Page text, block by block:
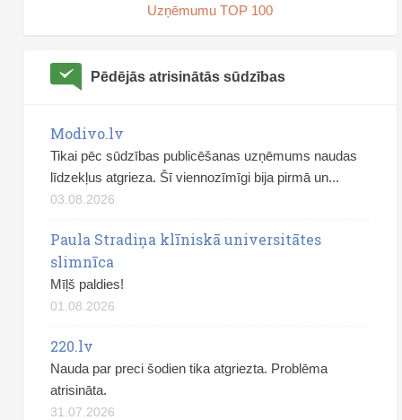
Uzņēmumu TOP 100
Pēdējās atrisinātās sūdzības
Modivo.lv
Tikai pēc sūdzības publicēšanas uzņēmums naudas
līdzekļus atgrieza. Šī viennozīmīgi bija pirmā un...
03.08.2026
Paula Stradiņa klīniskā universitātes
slimnīca
Mīļš paldies!
01.08.2026
220.lv
Nauda par preci šodien tika atgriezta. Problēma
atrisināta.
31.07.2026